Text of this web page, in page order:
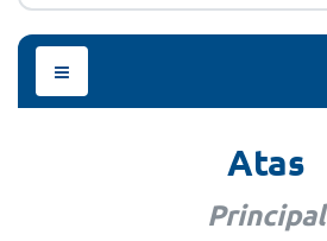
Menu
de
Atas
Principal